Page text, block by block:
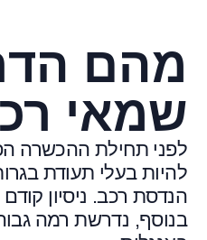
מהם
שמאי
לפני תחילת ההכשרה
להיות בעלי תעודת
הנדסת רכב. ניסיון
בנוסף, נדרשת רמה